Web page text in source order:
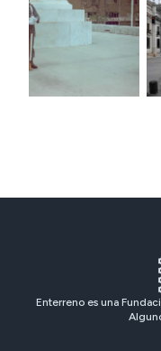
Enterreno es una